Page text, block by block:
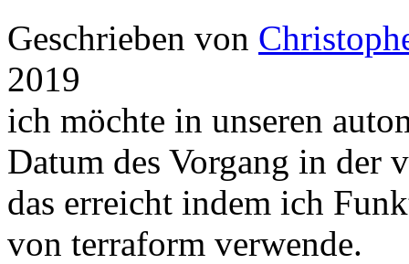
Geschrieben von
2019
ich möchte in unseren
Datum des Vorgang in der
das erreicht indem ich
von terraform verwende.